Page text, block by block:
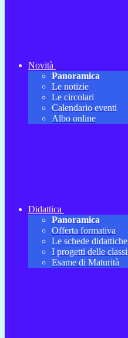
Novità
Panoramica
Le notizie
Le circolari
Calendario eventi
Albo online
Didattica
Panoramica
Offerta formativa
Le schede didattiche
I progetti delle classi
Esame di Maturità